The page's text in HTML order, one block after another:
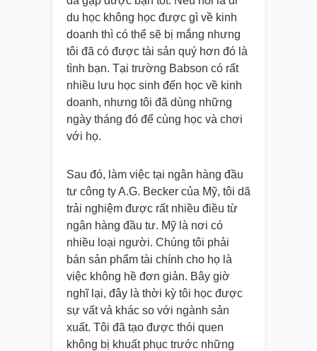
du học không học được gì về kinh
doanh thì có thể sẽ bị mắng nhưng
tôi đã có được tài sản quý hơn đó là
tình bạn. Tại trường Babson có rất
nhiều lưu học sinh đến học về kinh
doanh, nhưng tôi đã dùng những
ngày tháng đó để cùng học và chơi
với họ.
Sau đó, làm việc tại ngân hàng đầu
tư công ty A.G. Becker của Mỹ, tôi dã
trải nghiệm được rất nhiều điều từ
ngân hàng đầu tư. Mỹ là nơi có
nhiều loại người. Chúng tôi phải
bán sản phẩm tài chính cho họ là
việc không hề đơn giản. Bây giờ
nghĩ lại, đây là thời kỳ tôi học được
sự vất vả khác so với ngành sản
xuất. Tôi đã tạo được thói quen
không bị khuất phục trước những